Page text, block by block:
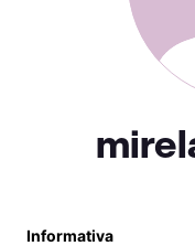
Informativa